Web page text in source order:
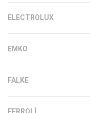
ELECTROLUX
EMKO
FALKE